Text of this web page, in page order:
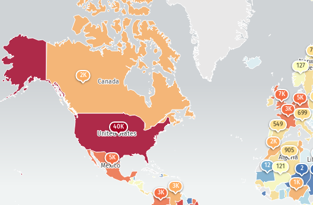
Algeria
United States
Canada
Mexico
2K
3K
5K
905
549
3K
699
2K
121
12
5K
2
1K
127
7K
40K
3K